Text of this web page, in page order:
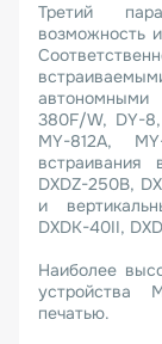
Третий
возможность
380F/W, DY-
MY-812A,
встраивания
DXDZ-250B,
и
DXDK-40II,
Наиболее
устройства
печатью.